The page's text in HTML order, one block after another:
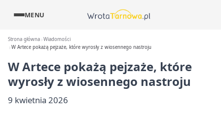
MENU
Strona główna Wiadomości
W Artece pokażą pejzaże, które wyrosły z wiosennego nastroju
W Artece pokażą pejzaże, które
wyrosły z wiosennego nastroju
9 kwietnia 2026